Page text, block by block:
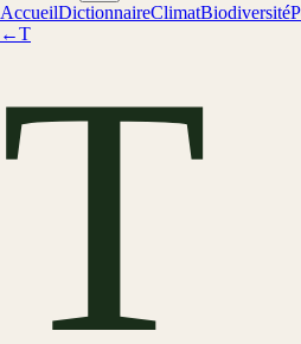
AccueilDictionnaireClimatBiodiversité
←T
T